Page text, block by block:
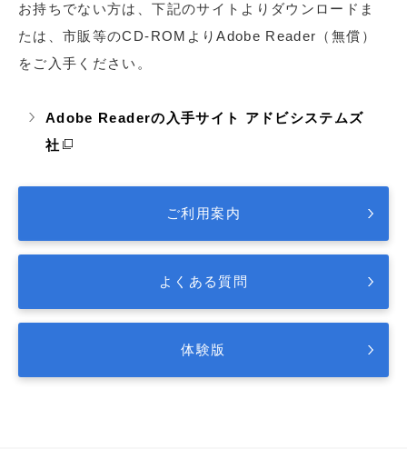
お持ちでない方は、下記のサイトよりダウンロードま
たは、市販等のCD-ROMよりAdobe Reader（無償）
をご入手ください。
Adobe Readerの入手サイト アドビシステムズ
社
ご利用案内
よくある質問
体験版